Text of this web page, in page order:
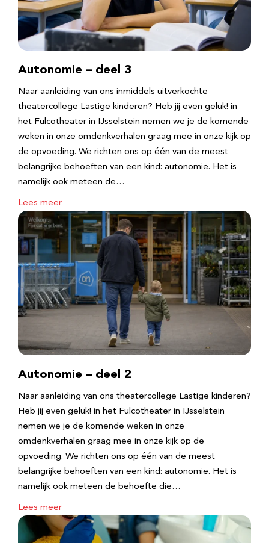
Autonomie – deel 3
Naar aanleiding van ons inmiddels uitverkochte
theatercollege Lastige kinderen? Heb jij even geluk! in
het Fulcotheater in IJsselstein nemen we je de komende
weken in onze omdenkverhalen graag mee in onze kijk op
de opvoeding. We richten ons op één van de meest
belangrijke behoeften van een kind: autonomie. Het is
namelijk ook meteen de…
Lees meer
Autonomie – deel 2
Naar aanleiding van ons theatercollege Lastige kinderen?
Heb jij even geluk! in het Fulcotheater in IJsselstein
nemen we je de komende weken in onze
omdenkverhalen graag mee in onze kijk op de
opvoeding. We richten ons op één van de meest
belangrijke behoeften van een kind: autonomie. Het is
namelijk ook meteen de behoefte die…
Lees meer